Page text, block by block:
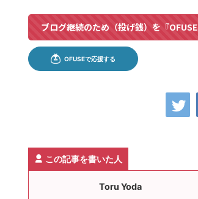
ブログ継続のため（投げ銭）を『
この記事を書いた人
Toru Yoda